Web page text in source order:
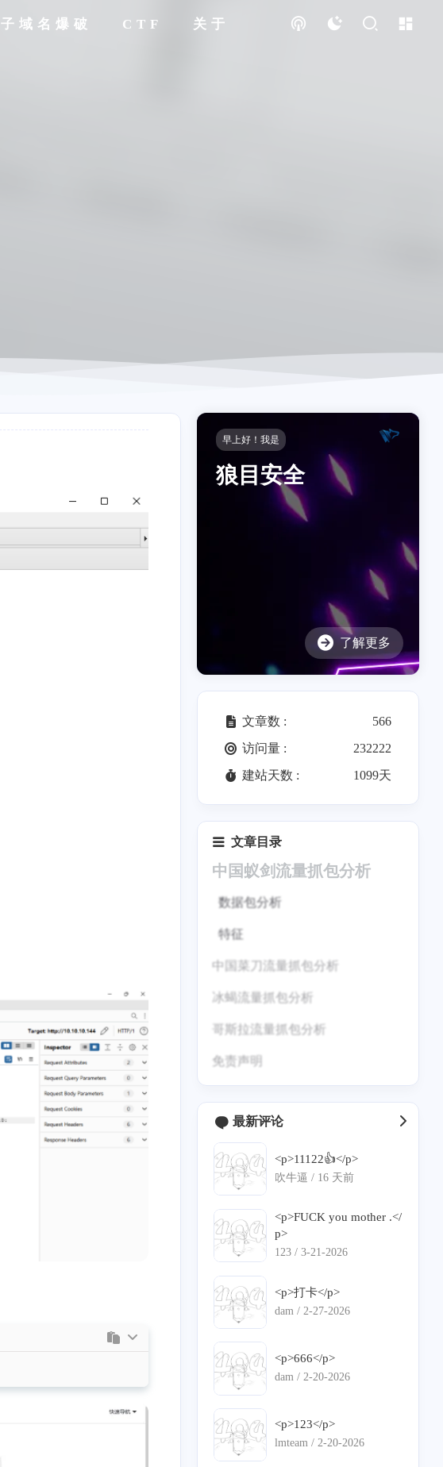
子域名爆破 CTF 关于
早上好！我是
狼目安全
了解更多
文章数 :
566
访问量 :
232222
建站天数 :
1099天
文章目录
中国蚁剑流量抓包分析
数据包分析
特征
中国菜刀流量抓包分析
数据包分析
特征
冰蝎流量抓包分析
配置代理
数据包分析
哥斯拉流量抓包分析
免责声明
最新评论
<p>11122👍</p>
吹牛逼 / 16 天前
<p>FUCK you mother .</
p>
123 /3-21-2026
<p>打卡</p>
dam / 2-27-2026
<p>666</p>
dam / 2-20-2026
<p>123</p>
lmteam /2-20-2026